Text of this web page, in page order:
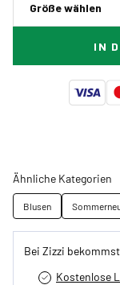
Größe wählen
IN
Ähnliche Kategorien
Blusen
Bei Zizzi
Kostenlose